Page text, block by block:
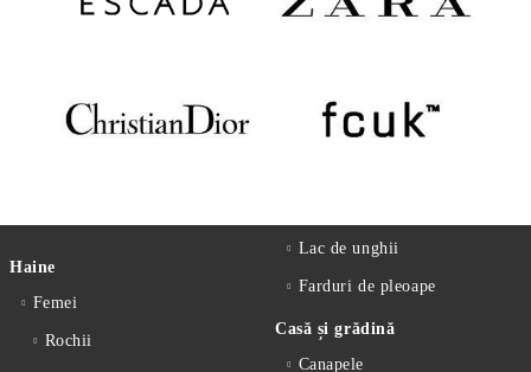
Haine
Femei
Rochii
Lac de unghii
Farduri de pleoape
Casă și grădină
Canapele